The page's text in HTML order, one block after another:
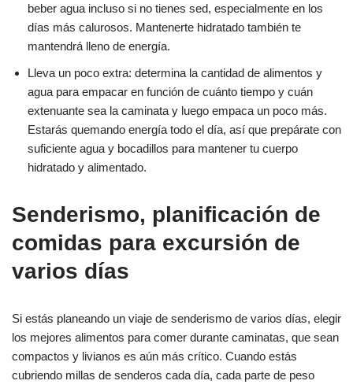
beber agua incluso si no tienes sed, especialmente en los
días más calurosos. Mantenerte hidratado también te
mantendrá lleno de energía.
Lleva un poco extra: determina la cantidad de alimentos y
agua para empacar en función de cuánto tiempo y cuán
extenuante sea la caminata y luego empaca un poco más.
Estarás quemando energía todo el día, así que prepárate con
suficiente agua y bocadillos para mantener tu cuerpo
hidratado y alimentado.
Senderismo, planificación de
comidas para excursión de
varios días
Si estás planeando un viaje de senderismo de varios días, elegir
los mejores alimentos para comer durante caminatas, que sean
compactos y livianos es aún más crítico. Cuando estás
cubriendo millas de senderos cada día, cada parte de peso